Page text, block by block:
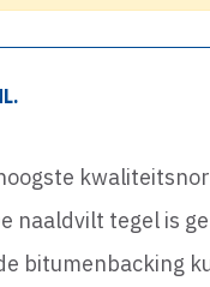
naaldvilt tegel is
bitumenbacking